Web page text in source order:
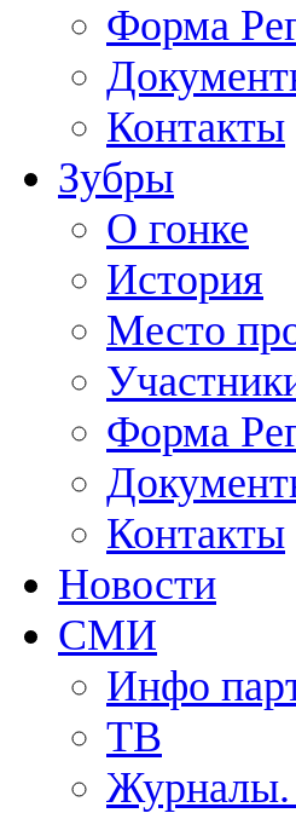
Форма
Контакты
Зубры
О гонке
История
Место
Форма
Контакты
Новости
СМИ
Инфо
ТВ
Журналы.